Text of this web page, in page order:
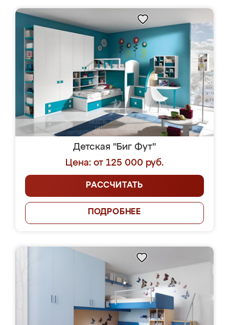
Детская "Биг Фут"
Цена: от 125 000 руб.
РАССЧИТАТЬ
ПОДРОБНЕЕ